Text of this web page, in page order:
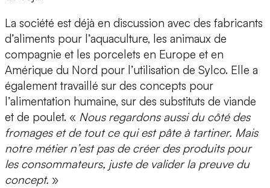
La société est déjà en discussion avec des fabricants
d’aliments pour l’aquaculture, les animaux de
compagnie et les porcelets en Europe et en
Amérique du Nord pour l’utilisation de Sylco. Elle a
également travaillé sur des concepts pour
l’alimentation humaine, sur des substituts de viande
et de poulet. « Nous regardons aussi du côté des
fromages et de tout ce qui est pâte à tartiner. Mais
notre métier n’est pas de créer des produits pour
les consommateurs, juste de valider la preuve du
concept. »